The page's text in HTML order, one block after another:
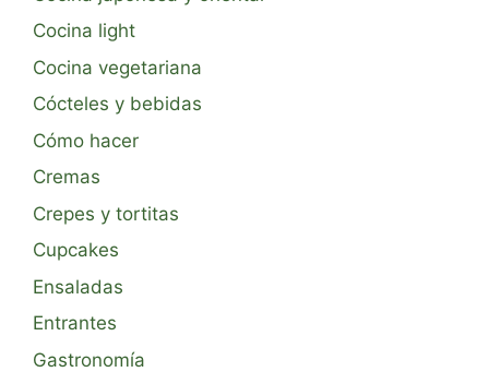
Cocina light
Cocina vegetariana
Cócteles y bebidas
Cómo hacer
Cremas
Crepes y tortitas
Cupcakes
Ensaladas
Entrantes
Gastronomía